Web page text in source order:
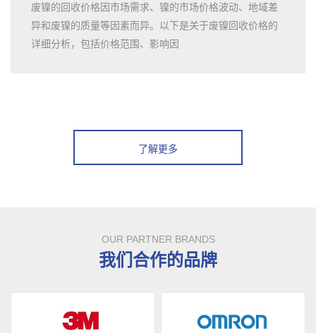
废镍的回收价格因市场需求、镍的市场价格波动、地域差
异和废镍的质量等因素而异。以下是关于废镍回收价格的
详细分析，包括价格范围、影响因
了解更多
OUR PARTNER BRANDS
我们合作的品牌